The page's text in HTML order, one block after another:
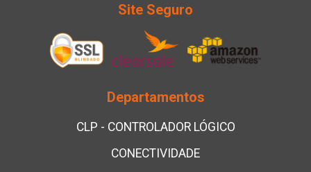
Site Seguro
Departamentos
CLP - CONTROLADOR LÓGICO
CONECTIVIDADE